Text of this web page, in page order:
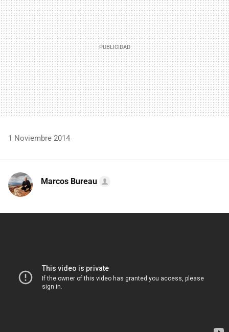
1 Noviembre 2014
Marcos Bureau